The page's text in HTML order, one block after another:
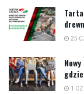
25
1